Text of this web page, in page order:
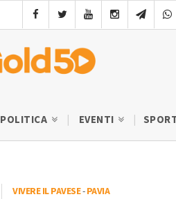
POLITICA EVENTI
VIVERE IL PAVESE-PAVIA